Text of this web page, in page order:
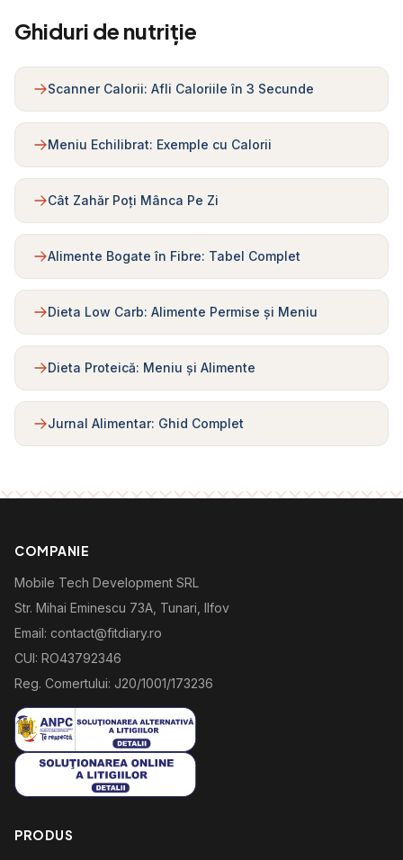
Ghiduri de nutriție
Scanner Calorii: Afli Caloriile în 3 Secunde
Meniu Echilibrat: Exemple cu Calorii
Cât Zahăr Poți Mânca Pe Zi
Alimente Bogate în Fibre: Tabel Complet
Dieta Low Carb: Alimente Permise și Meniu
Dieta Proteică: Meniu și Alimente
Jurnal Alimentar: Ghid Complet
COMPANIE
Mobile Tech Development SRL
Str. Mihai Eminescu 73A, Tunari, Ilfov
Email: contact@fitdiary.ro
CUI: RO43792346
Reg. Comertului: J20/1001/173236
PRODUS